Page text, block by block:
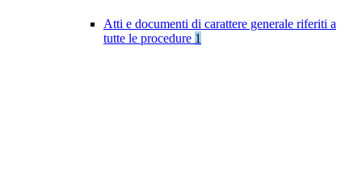
Atti e documenti di carattere generale riferiti a
tutte le procedure 1